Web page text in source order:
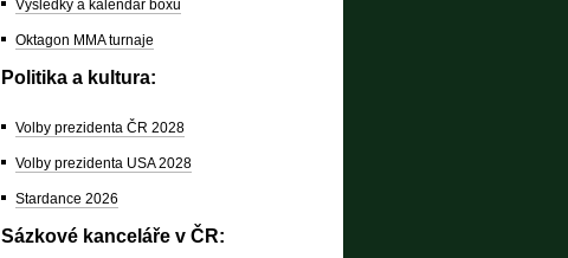
Výsledky a kalendář boxu
Oktagon MMA turnaje
Politika a kultura:
Volby prezidenta ČR 2028
Volby prezidenta USA 2028
Stardance 2026
Sázkové kanceláře v ČR: